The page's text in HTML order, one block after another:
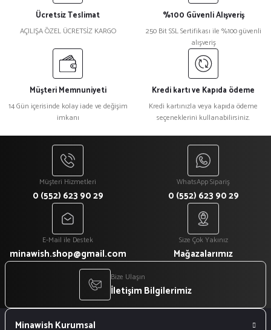
Ücretsiz Teslimat
AÇILIŞA ÖZEL ÜCRETSİZ KARGO
%100 Güvenli Alışveriş
250 Bit SSL Sertifikası ile %100 güvenli
alışveriş
Müşteri Memnuniyeti
14 Gün içerisinde kolay iade ve değişim
imkanı
Kredi kartı ve Kapıda ödeme
Kredi kartınızla veya kapıda ödeme
seçeneklerini kullanabilirsiniz.
Müşteri Hizmetleri
0 (552) 623 90 29
WhatsApp Sipariş
0 (552) 623 90 29
E-Mail ile Destek
minawish.shop@gmail.com
Size Çok Yakınız
Mağazalarımız
Bize Ulaşın
İletişim Bilgilerimiz
Minawish Kurumsal